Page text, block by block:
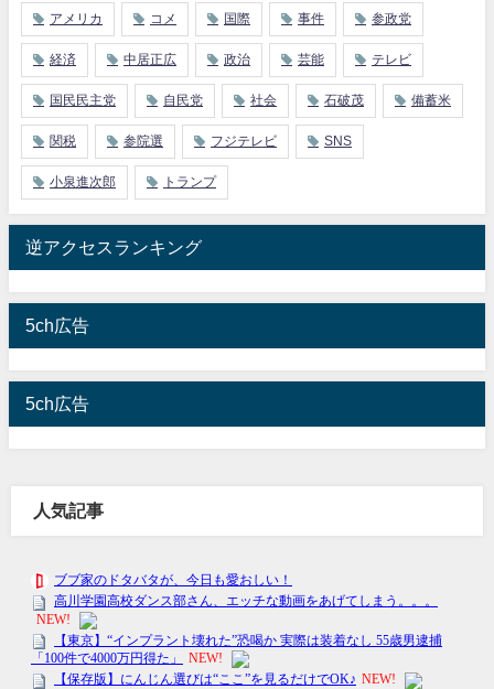
アメリカ コメ 国際 事件 参政党
経済 中居正広 政治 芸能 テレビ
国民民主党 自民党 社会 石破茂 備蓄米
関税 参院選 フジテレビ SNS
小泉進次郎 トランプ
逆アクセスランキング
5ch広告
5ch広告
人気記事